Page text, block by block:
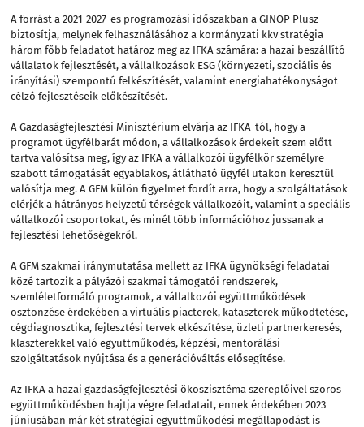
A forrást a 2021-2027-es programozási időszakban a GINOP Plusz
biztosítja, melynek felhasználásához a kormányzati kkv stratégia
három főbb feladatot határoz meg az IFKA számára: a hazai beszállító
vállalatok fejlesztését, a vállalkozások ESG (környezeti, szociális és
irányítási) szempontú felkészítését, valamint energiahatékonyságot
célzó fejlesztéseik előkészítését.
A Gazdaságfejlesztési Minisztérium elvárja az IFKA-tól, hogy a
programot ügyfélbarát módon, a vállalkozások érdekeit szem előtt
tartva valósítsa meg, így az IFKA a vállalkozói ügyfélkör személyre
szabott támogatását egyablakos, átlátható ügyfél utakon keresztül
valósítja meg. A GFM külön figyelmet fordít arra, hogy a szolgáltatások
elérjék a hátrányos helyzetű térségek vállalkozóit, valamint a speciális
vállalkozói csoportokat, és minél több információhoz jussanak a
fejlesztési lehetőségekről.
A GFM szakmai iránymutatása mellett az IFKA ügynökségi feladatai
közé tartozik a pályázói szakmai támogatói rendszerek,
szemléletformáló programok, a vállalkozói együttműködések
ösztönzése érdekében a virtuális piacterek, kataszterek működtetése,
cégdiagnosztika, fejlesztési tervek elkészítése, üzleti partnerkeresés,
klaszterekkel való együttműködés, képzési, mentorálási
szolgáltatások nyújtása és a generációváltás elősegítése.
Az IFKA a hazai gazdaságfejlesztési ökoszisztéma szereplőivel szoros
együttműködésben hajtja végre feladatait, ennek érdekében 2023
júniusában már két stratégiai együttműködési megállapodást is